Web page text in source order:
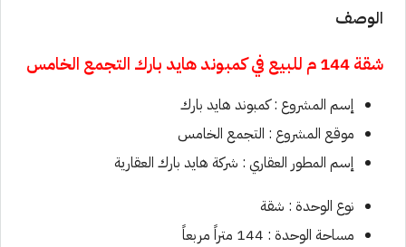
الوصف
شقة 144 م للبيع في كمبوند هايد بارك التجمع الخامس
إسم المشروع : كمبوند هايد بارك
موقع المشروع : التجمع الخامس
إسم المطور العقاري : شركة هايد بارك العقارية
نوع الوحدة : شقة
مساحة الوحدة : 144 متراً مربعاً